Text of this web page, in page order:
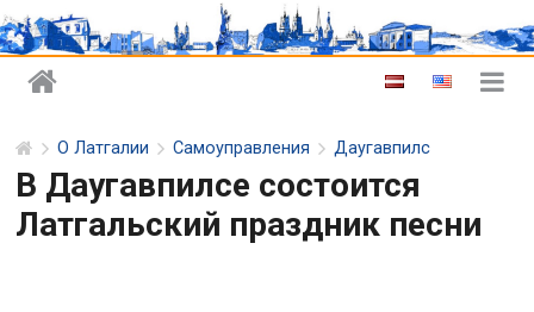
О Латгалии Самоуправления Даугавпилс
В Даугавпилсе состоится
Латгальский праздник песни